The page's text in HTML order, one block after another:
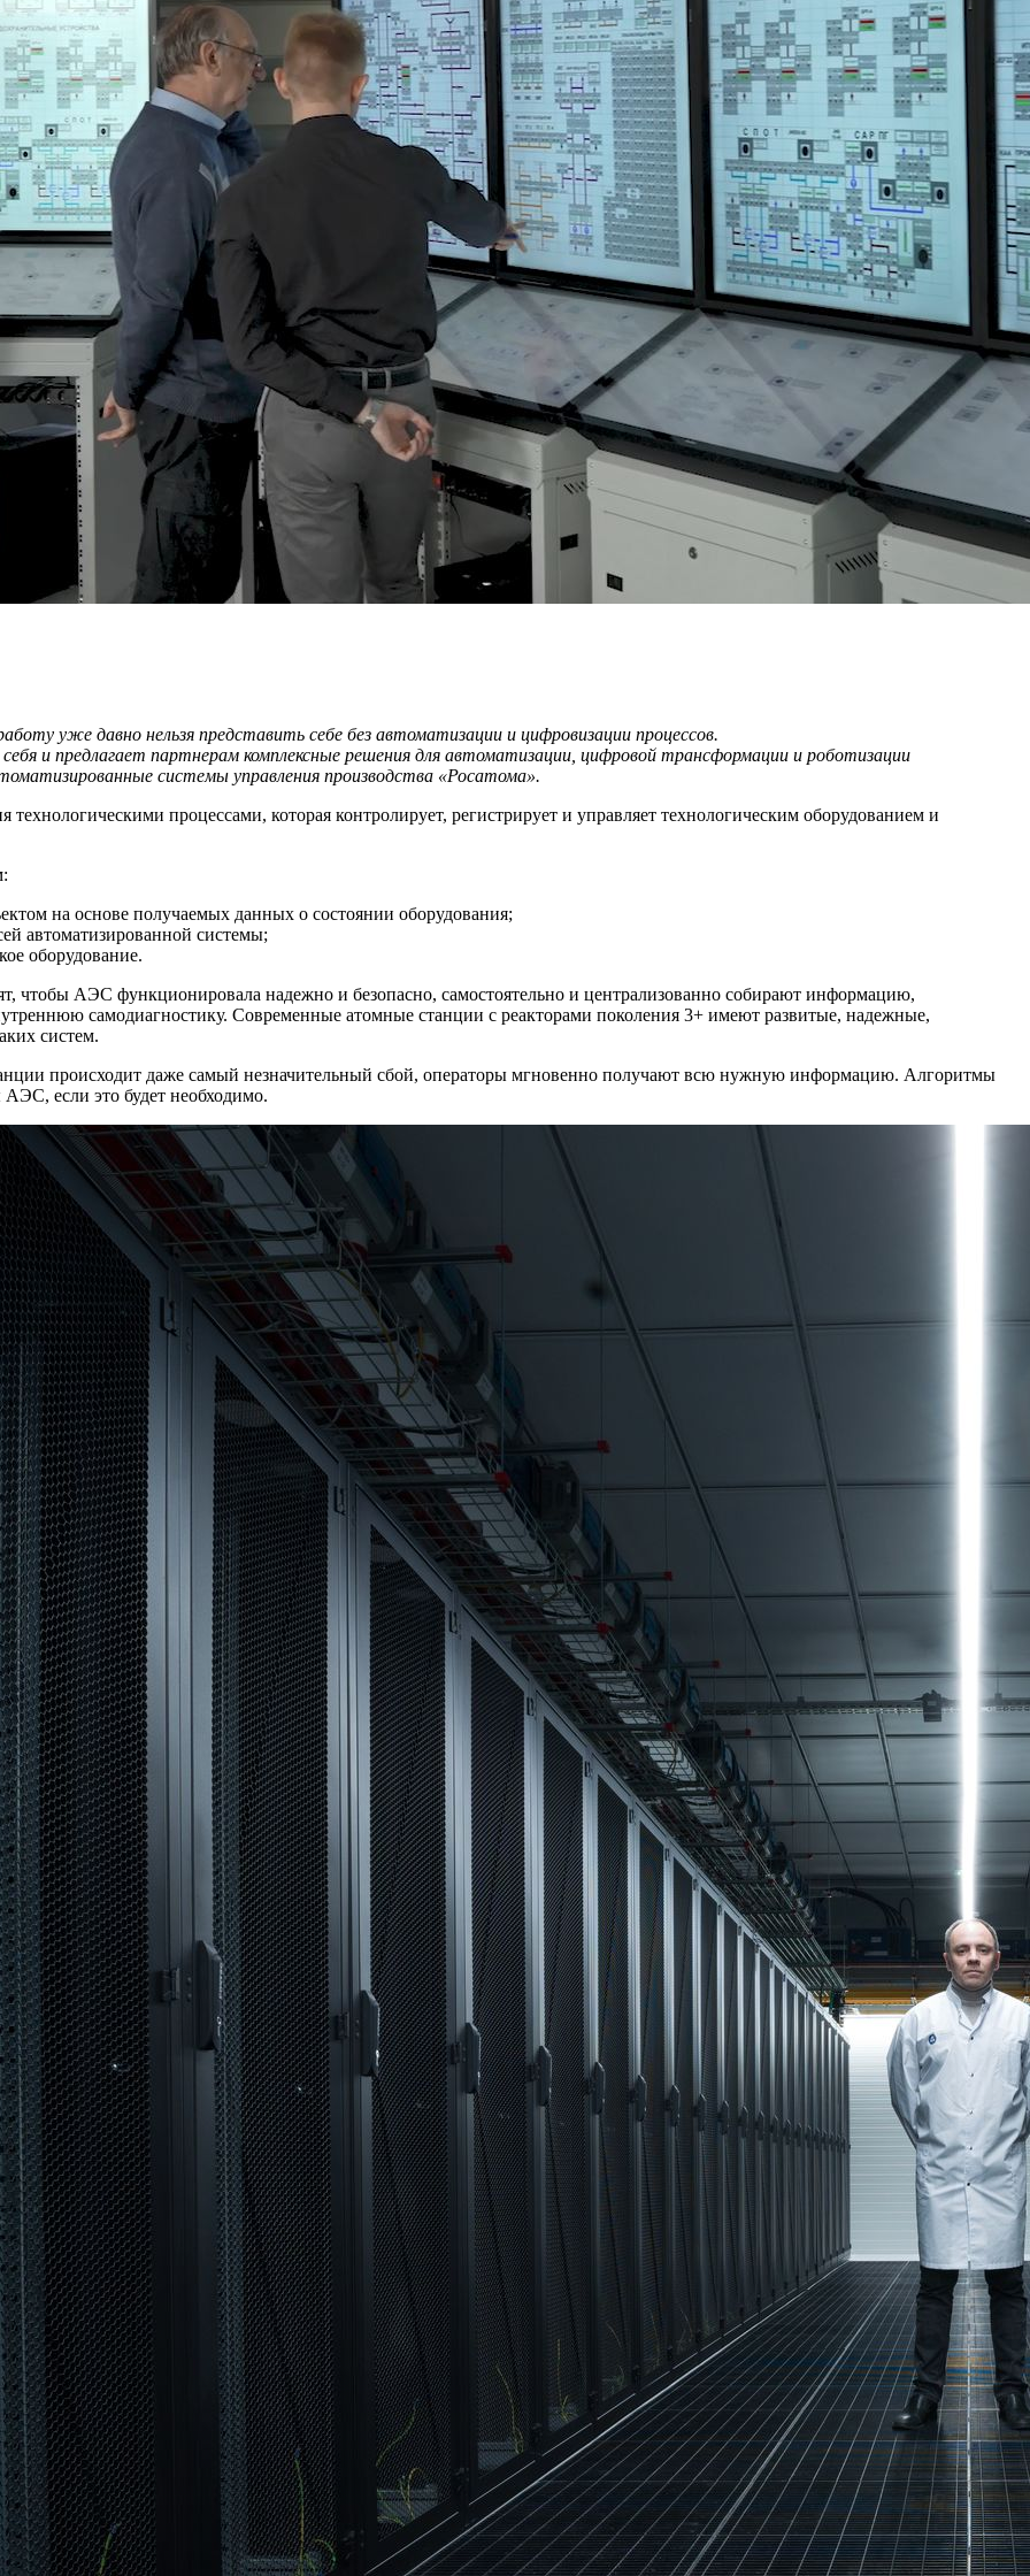
уже давно нельзя представить себе без автоматизации и цифровизации процессов.
и предлагает партнерам комплексные решения для автоматизации, цифровой трансформации и роботизации
системы управления производства «Росатома».
процессами, которая контролирует, регистрирует и управляет технологическим оборудованием и
на основе получаемых данных о состоянии оборудования;
автоматизированной системы;
оборудование.
АЭС функционировала надежно и безопасно, самостоятельно и централизованно собирают информацию,
самодиагностику. Современные атомные станции с реакторами поколения 3+ имеют развитые, надежные,
систем.
происходит даже самый незначительный сбой, операторы мгновенно получают всю нужную информацию. Алгоритмы
если это будет необходимо.